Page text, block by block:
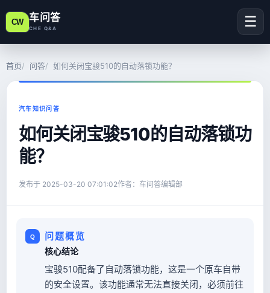
CW 车问答
CHE Q&A ☰
首页 问答 如何关闭宝骏510的自动落锁功能？
汽车知识问答
如何关闭宝骏510的自动落锁功
能？
发布于 2025-03-20 07:01:02作者：车问答编辑部
问题概览
核心结论
宝骏510配备了自动落锁功能，这是一个原车自带
的安全设置。该功能通常无法直接关闭，必须前往